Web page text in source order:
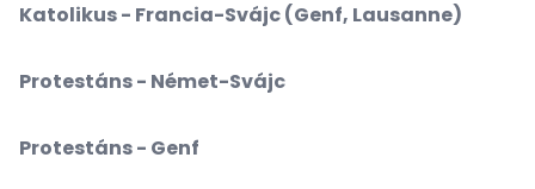
Katolikus - Francia-Svájc (Genf, Lausanne)
Protestáns - Német-Svájc
Protestáns - Genf